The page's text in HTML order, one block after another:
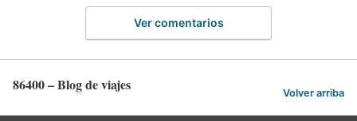
Ver comentarios
86400 – Blog de viajes Volver arriba